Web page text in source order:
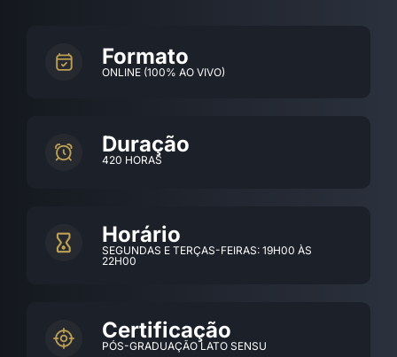
Formato
ONLINE (100% AO VIVO)
Duração
420 HORAS
Horário
SEGUNDAS E TERÇAS-FEIRAS: 19H00 ÀS
22H00
Certificação
PÓS-GRADUAÇÃO LATO SENSU